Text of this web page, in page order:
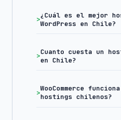
¿Cuál es el mejor
WordPress en Chile?
Cuanto cuesta un
en Chile?
WooCommerce
hostings chilenos?